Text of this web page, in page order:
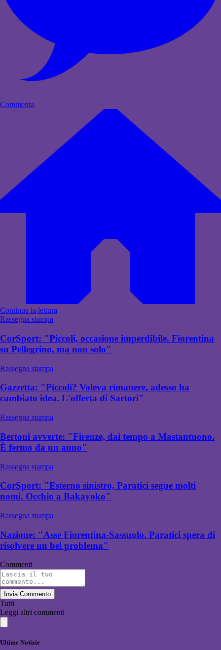
Commenta
Continua la lettura
Rassegna stampa
CorSport: "Piccoli, occasione imperdibile. Fiorentina
su Pellegrino, ma non solo"
Rassegna stampa
Gazzetta: "Piccoli? Voleva rimanere, adesso ha
cambiato idea. L'offerta di Sartori"
Rassegna stampa
Bertoni avverte: "Firenze, dai tempo a Mastantuono.
È fermo da un anno"
Rassegna stampa
CorSport: "Esterno sinistro, Paratici segue molti
nomi. Occhio a Bakayoko"
Rassegna stampa
Nazione: "Asse Fiorentina-Sassuolo. Paratici spera di
risolvere un bel problema"
Commenti
Invia Commento
Tutti
Leggi altri commenti
Ultime Notizie